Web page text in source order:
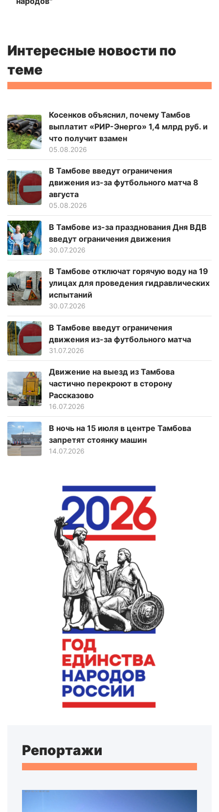
Интересные новости по
теме
Косенков объяснил, почему Тамбов
выплатит «РИР-Энерго» 1,4 млрд руб. и
что получит взамен
05.08.2026
В Тамбове введут ограничения
движения из-за футбольного матча 8
августа
05.08.2026
В Тамбове из-за празднования Дня ВДВ
введут ограничения движения
30.07.2026
В Тамбове отключат горячую воду на 19
улицах для проведения гидравлических
испытаний
30.07.2026
В Тамбове введут ограничения
движения из-за футбольного матча
31.07.2026
Движение на выезд из Тамбова
частично перекроют в сторону
Рассказово
16.07.2026
В ночь на 15 июля в центре Тамбова
запретят стоянку машин
14.07.2026
Репортажи